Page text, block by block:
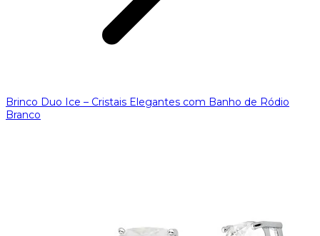
Brinco Duo Ice – Cristais Elegantes com Banho de Ródio
Branco